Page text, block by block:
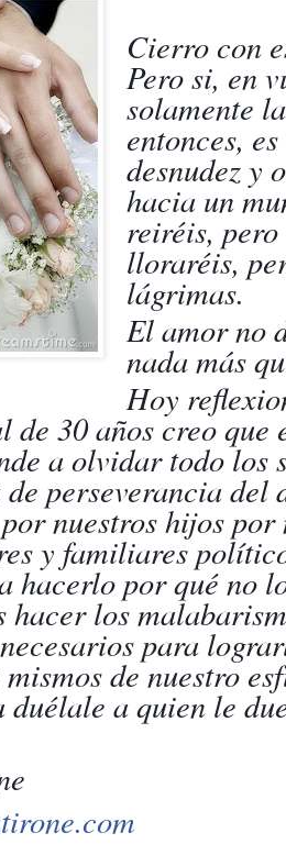
Cierro con
Pero si, en
solamente
entonces,
desnudez y
hacia un
reiréis,
lloraréis,
lágrimas.
El amor no
nada más
Hoy
30 años creo que
a olvidar todo los
perseverancia del
nuestros hijos por
y familiares
hacerlo por qué no
hacer los
para
de nuestro
duélale a quien le